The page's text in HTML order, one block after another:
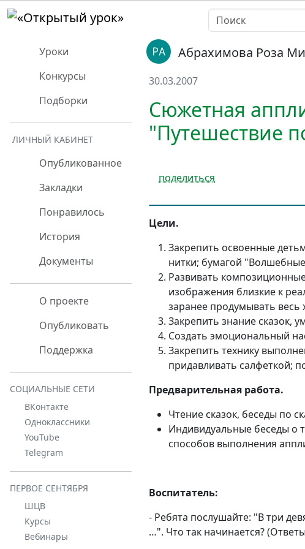
Уроки
Конкурсы
Подборки
ЛИЧНЫЙ КАБИНЕТ
Опубликованное
Закладки
Понравилось
История
Документы
О проекте
Опубликовать
Поддержка
СОЦИАЛЬНЫЕ СЕТИ
ВКонтакте
Одноклассники
YouTube
Telegram
ПЕРВОЕ СЕНТЯБРЯ
ШЦВ
Курсы
Вебинары
Абрахимова Роза
30.03.2007
Сюжетная
"Путешествие
поделиться
Цели.
Закрепить освоенные
нитки; бумагой
Развивать
изображения близкие к
заранее продумывать весь
Закрепить знание сказок,
Создать эмоциональный
Закрепить технику
придавливать салфеткой;
Предварительная работа.
Чтение сказок, беседы по
Индивидуальные беседы о
способов выполнения
Воспитатель:
- Ребята послушайте: "В три
…". Что так начинается?